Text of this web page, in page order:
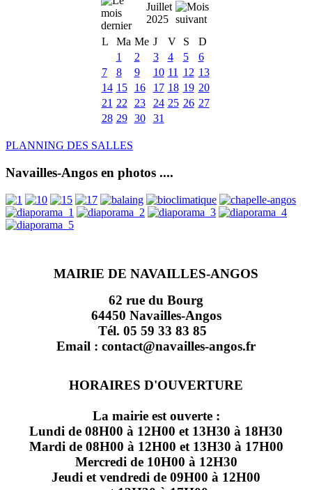
Juillet
2025
L
Ma Me J V S
D
1
2 3 4 5
6
7
8 9 10 11 12 13
14 15 16 17 18 19 20
21 22 23 24 25 26 27
28 29 30 31
PLANNING DES SALLES
Navailles-Angos en photos ....
MAIRIE DE NAVAILLES-ANGOS
62 rue du Bourg
64450 Navailles-Angos
Tél. 05 59 33 83 85
Email : contact@navailles-angos.fr
HORAIRES D'OUVERTURE
La mairie est ouverte :
Lundi de 08H00 à 12H00 et 13H30 à 18H30
Mardi de 08H00 à 12H00 et 13H30 à 17H00
Mercredi de 10H00 à 12H30
Jeudi et vendredi de 09H00 à 12H00